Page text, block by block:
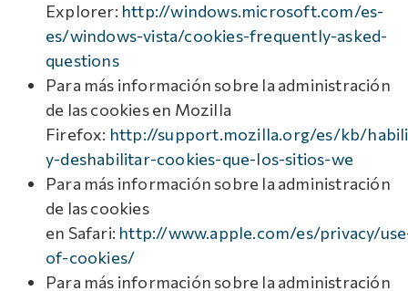
Explorer: http://windows.microsoft.com/es-
es/windows-vista/cookies-frequently-asked-
questions
Para más información sobre la administración
de las cookies en Mozilla
Firefox: http://support.mozilla.org/es/kb/
y-deshabilitar-cookies-que-los-sitios-we
Para más información sobre la administración
de las cookies
en Safari: http://www.apple.com/es/privacy/
of-cookies/
Para más información sobre la administración